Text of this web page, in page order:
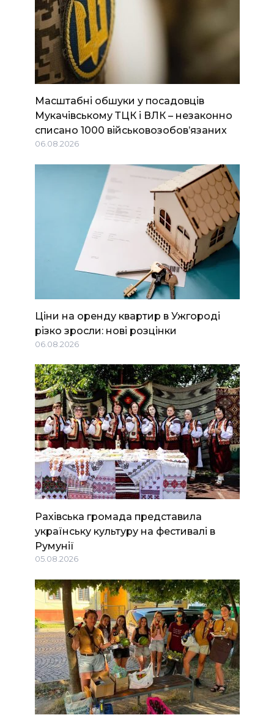
Масштабні обшуки у посадовців
Мукачівському ТЦК і ВЛК – незаконно
списано 1000 військовозобов’язаних
06.08.2026
Ціни на оренду квартир в Ужгороді
різко зросли: нові розцінки
06.08.2026
Рахівська громада представила
українську культуру на фестивалі в
Румунії
05.08.2026